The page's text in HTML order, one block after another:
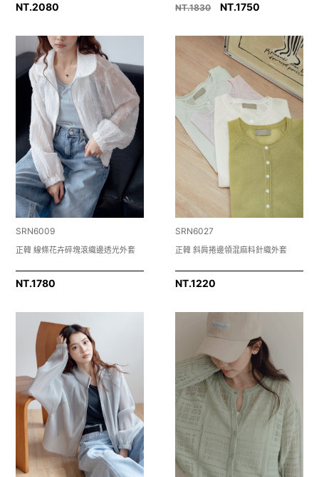
NT.2080 NT.1830 NT.1750
SRN6009
正韓 線條花卉碎塊滾織邊透光外套
NT.1780
SRN6027
正韓 斜肩捲邊領混麻料針織外套
NT.1220